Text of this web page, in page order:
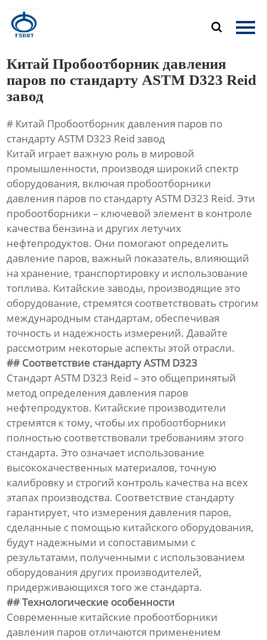

Главная
Новости
Контакты
Китай Пробоотборник давления
паров по стандарту ASTM D323 Reid
завод
# Китай Пробоотборник давления паров по
стандарту ASTM D323 Reid завод
Китай играет важную роль в мировой
промышленности, производя широкий спектр
оборудования, включая пробоотборники
давления паров по стандарту ASTM D323 Reid. Эти
пробоотборники – ключевой элемент в контроле
качества бензина и других летучих
нефтепродуктов. Они помогают определить
давление паров, важный показатель, влияющий
на хранение, транспортировку и использование
топлива. Китайские заводы, производящие это
оборудование, стремятся соответствовать строгим
международным стандартам, обеспечивая
точность и надежность измерений. Давайте
рассмотрим некоторые аспекты этой отрасли.
## Соответствие стандарту ASTM D323
Стандарт ASTM D323 Reid – это общепринятый
метод определения давления паров
нефтепродуктов. Китайские производители
стремятся к тому, чтобы их пробоотборники
полностью соответствовали требованиям этого
стандарта. Это означает использование
высококачественных материалов, точную
калибровку и строгий контроль качества на всех
этапах производства. Соответствие стандарту
гарантирует, что измерения давления паров,
сделанные с помощью китайского оборудования,
будут надежными и сопоставимыми с
результатами, полученными с использованием
оборудования других производителей,
придерживающихся того же стандарта.
## Технологические особенности
Современные китайские пробоотборники
давления паров отличаются применением